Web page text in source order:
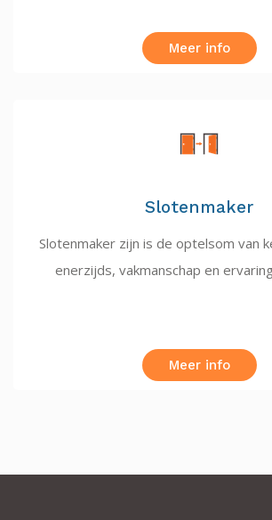
Meer info
Slotenmaker
Slotenmaker zijn is de optelsom van
enerzijds, vakmanschap en
Meer info